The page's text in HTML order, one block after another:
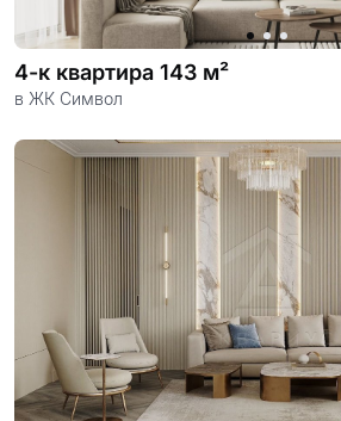
4-к квартира 143 м²
в ЖК Символ